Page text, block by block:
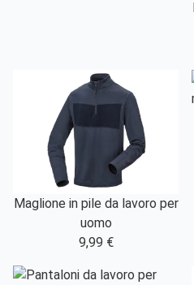
Maglione in pile da lavoro per
uomo
9,99 €